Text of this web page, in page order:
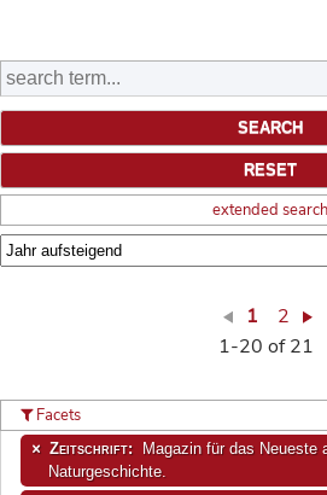
extended search
1
2
1-20 of 21
Facets
Zeitschrift:
Magazin für das Neueste
Naturgeschichte.